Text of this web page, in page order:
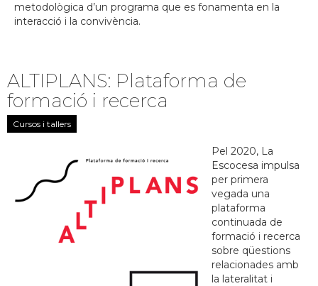
metodològica d’un programa que es fonamenta en la
interacció i la convivència.
ALTIPLANS: Plataforma de
formació i recerca
Cursos i tallers
Pel 2020, La
Escocesa impulsa
per primera
vegada una
plataforma
continuada de
formació i recerca
sobre qüestions
relacionades amb
la lateralitat i